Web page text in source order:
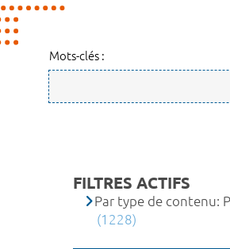
Mots-clés :
FILTRES ACTIFS
Par type de contenu:
(1228)